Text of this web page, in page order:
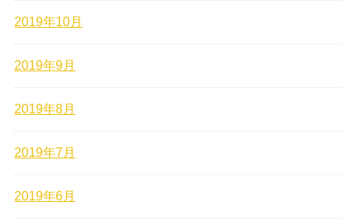
2019年10月
2019年9月
2019年8月
2019年7月
2019年6月